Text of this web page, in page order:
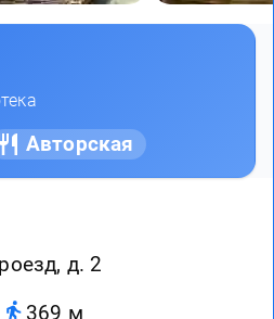
Авторская
д. 2
369 м